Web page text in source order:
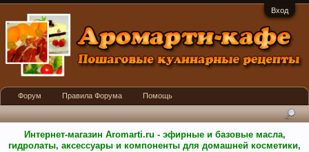
Вход
Интернет-магазин Aromarti.ru - эфирные и базовые масла,
гидролаты, аксессуары и компоненты для домашней косметики,
Форум Правила Форума Помощь